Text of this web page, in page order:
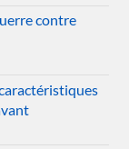
contre